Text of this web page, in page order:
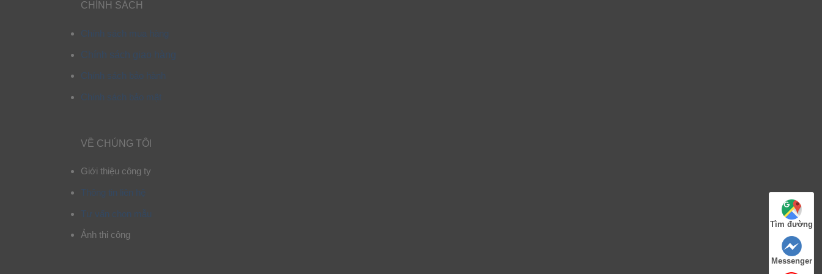
CHÍNH SÁCH
Chính sách mua hàng
Chính sách giao hàng
Chính sách bảo hành
Chính sách bảo mật
VỀ CHÚNG TÔI
Giới thiệu công ty
Thông tin liên hệ
Tư vấn chọn mẫu
Ảnh thi công
Tìm đường
Messenger